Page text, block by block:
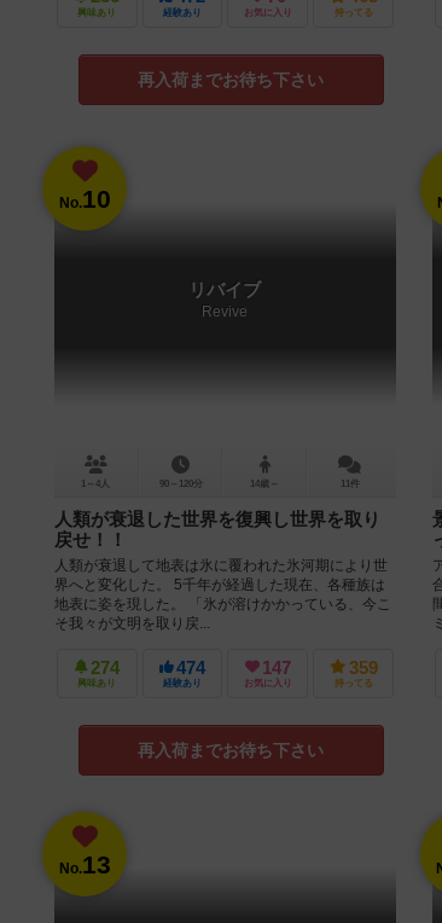
興味あり 経験あり お気に入り 持ってる
再入荷までお待ち下さい
No.10
リバイブ
Revive
1～4人 90～120分 14歳～ 11件
人類が衰退した世界を復興し世界を取り
戻せ！！
人類が衰退して地表は氷に覆われた氷河期により世
界へと変化した。 5千年が経過した現在、各種族は
地表に姿を現した。 「氷が溶けかかっている、今こ
そ我々が文明を取り戻...
274
興味あり
474
経験あり
147
お気に入り
359
持ってる
再入荷までお待ち下さい
No.13